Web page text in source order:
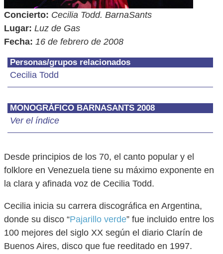
Concierto: Cecilia Todd. BarnaSants
Lugar: Luz de Gas
Fecha: 16 de febrero de 2008
Personas/grupos relacionados
Cecilia Todd
MONOGRÀFICO BARNASANTS 2008
Ver el índice
Desde principios de los 70, el canto popular y el
folklore en Venezuela tiene su máximo exponente en
la clara y afinada voz de Cecilia Todd.
Cecilia inicia su carrera discográfica en Argentina,
donde su disco “Pajarillo verde” fue incluido entre los
100 mejores del siglo XX según el diario Clarín de
Buenos Aires, disco que fue reeditado en 1997.